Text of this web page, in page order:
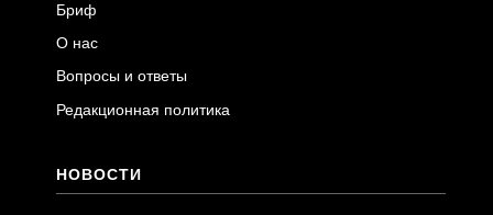
Бриф
О нас
Вопросы и ответы
Редакционная политика
НОВОСТИ